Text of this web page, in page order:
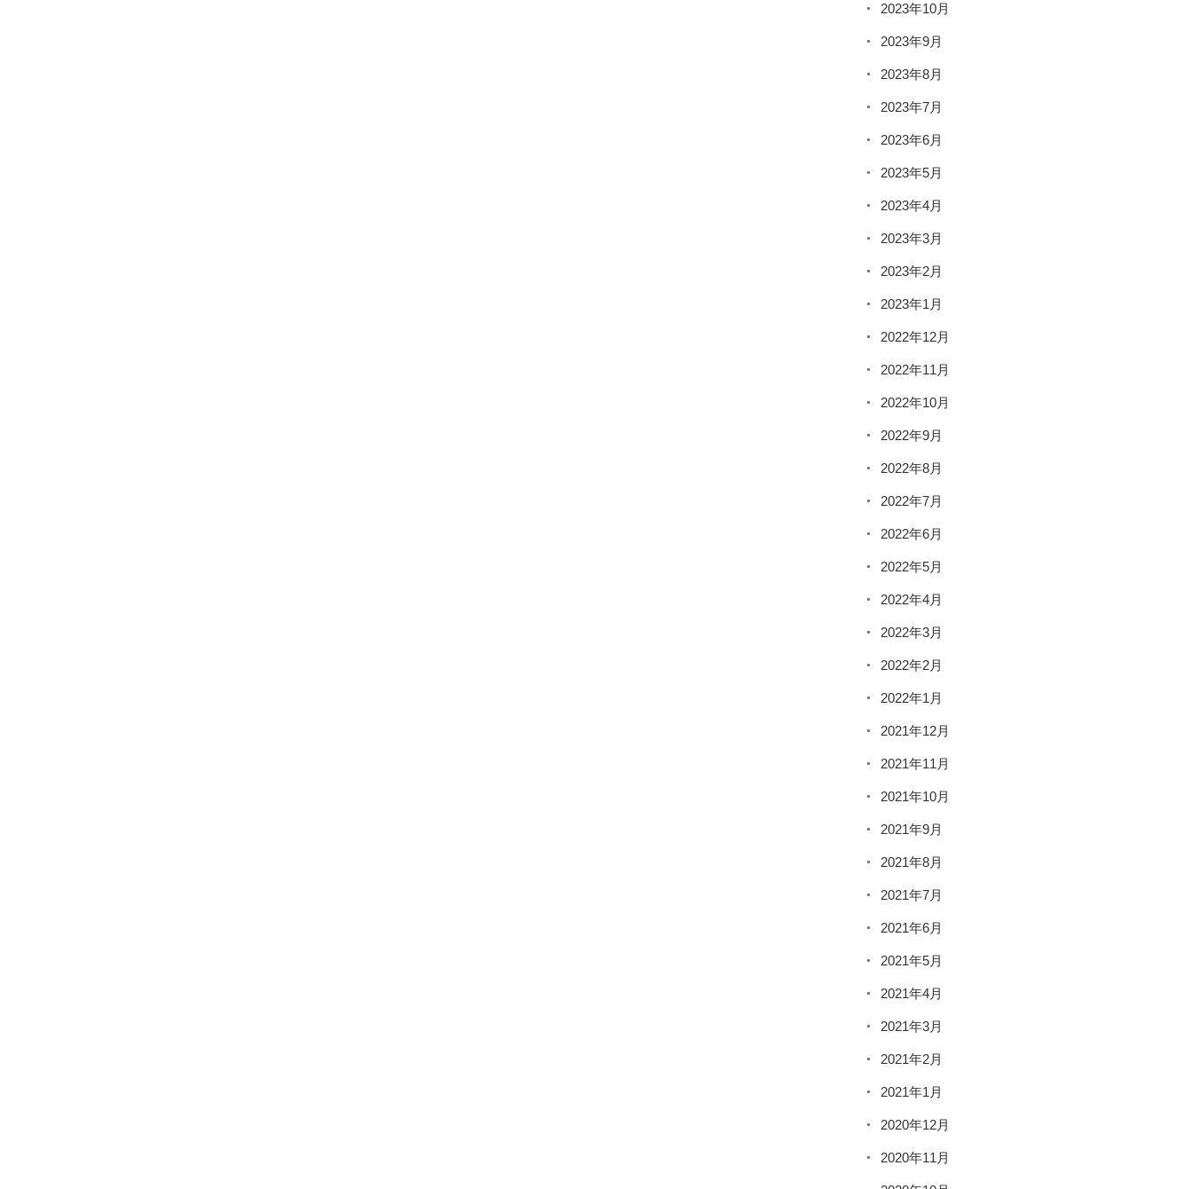
2023年10月
2023年9月
2023年8月
2023年7月
2023年6月
2023年5月
2023年4月
2023年3月
2023年2月
2023年1月
2022年12月
2022年11月
2022年10月
2022年9月
2022年8月
2022年7月
2022年6月
2022年5月
2022年4月
2022年3月
2022年2月
2022年1月
2021年12月
2021年11月
2021年10月
2021年9月
2021年8月
2021年7月
2021年6月
2021年5月
2021年4月
2021年3月
2021年2月
2021年1月
2020年12月
2020年11月